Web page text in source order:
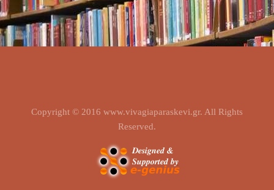
Copyright © 2016 www.vivagiaparaskevi.gr. All Rights
Reserved.